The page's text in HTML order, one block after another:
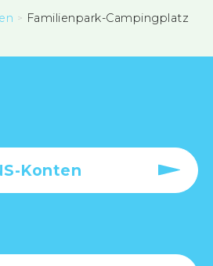
Familienpark-Campingplatz
Konten